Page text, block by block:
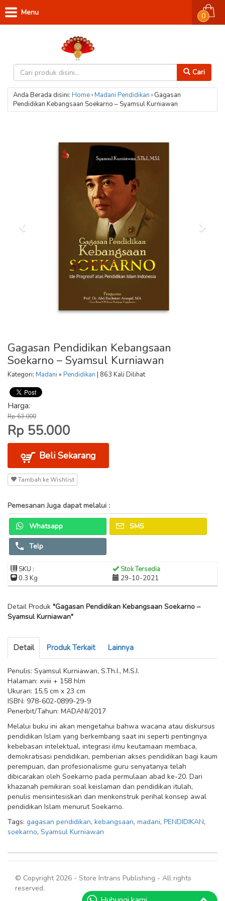
Cari
0
Menu
Anda Berada disini: Home›Madani Pendidikan › Gagasan
Pendidikan Kebangsaan Soekarno – Syamsul Kurniawan
Gagasan Pendidikan Kebangsaan
Soekarno – Syamsul Kurniawan
Kategori: Madani » Pendidikan | 863 Kali Dilihat
Harga:
Rp 63.000
Rp 55.000
Beli Sekarang
Tambah ke Wishlist
Pemesanan Juga dapat melalui :
Whatsapp SMS
Telp
SKU :
Stok Tersedia
0.3 Kg
29-10-2021
Detail Produk "Gagasan Pendidikan Kebangsaan Soekarno –
Syamsul Kurniawan"
Detail Produk Terkait Lainnya
Penulis: Syamsul Kurniawan, S.Th.I., M.S.I.
Halaman: xviii + 158 hlm
Ukuran: 15,5 cm x 23 cm
ISBN: 978-602-0899-29-9
Penerbit/Tahun: MADANI/2017
Melalui buku ini akan mengetahui bahwa wacana atau diskursus
pendidikan Islam yang berkembang saat ini seperti pentingnya
kebebasan intelektual, integrasi ilmu keutamaan membaca,
demokratisasi pendidikan, pemberian akses pendidikan bagi kaum
perempuan, dan profesionalisme guru senyatanya telah
dibicarakan oleh Soekarno pada permulaan abad ke-20. Dari
khazanah pemikiran soal keislaman dan pendidikan itulah,
penulis mensintesiskan dan menkonstruk perihal konsep awal
pendidikan Islam menurut Soekarno.
Tags: gagasan pendidikan, kebangsaan, madani, PENDIDIKAN,
soekarno, Syamsul Kurniawan
© Copyright 2026 - Store Intrans Publishing - All rights
reserved.